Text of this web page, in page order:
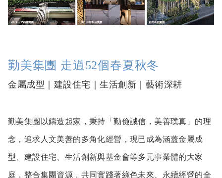
勤美集團 走過52個春夏秋冬
金屬成型｜建設住宅｜生活創新｜藝術深耕
勤美集團以鑄造起家，秉持「勤儉誠信，美善璞真」的理
念，追求人文美善的多角化經營，現已成為涵蓋金屬成
型、建設住宅、生活創新與基金會等多元事業體的大家
庭，整合集團資源，共同實踐著綠色未來、永續經營的全